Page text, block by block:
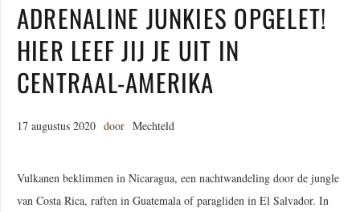
ADRENALINE JUNKIES OPGELET!
HIER LEEF JIJ JE UIT IN
CENTRAAL-AMERIKA
17 augustus 2020 door Mechteld
Vulkanen beklimmen in Nicaragua, een nachtwandeling door de jungle
van Costa Rica, raften in Guatemala of paragliden in El Salvador. In